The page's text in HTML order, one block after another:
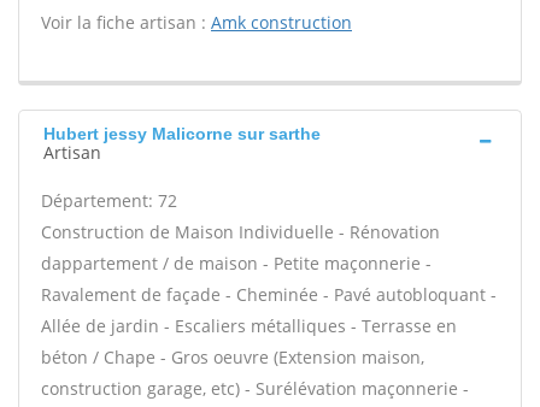
Voir la fiche artisan : Amk construction
Hubert jessy Malicorne sur sarthe
Artisan
Département: 72
Construction de Maison Individuelle - Rénovation
dappartement / de maison - Petite maçonnerie -
Ravalement de façade - Cheminée - Pavé autobloquant -
Allée de jardin - Escaliers métalliques - Terrasse en
béton / Chape - Gros oeuvre (Extension maison,
construction garage, etc) - Surélévation maçonnerie -